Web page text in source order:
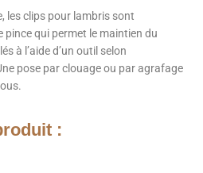
les clips pour lambris sont
pince qui permet le maintien du
à l’aide d’un outil selon
pose par clouage ou par agrafage
: